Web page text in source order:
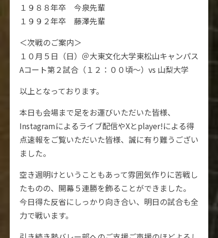
１９８８年卒 今泉先輩
１９９２年卒 藤澤先輩
＜次戦のご案内＞
１０月５日（日）＠大東文化大学東松山キャンパス
Aコート第２試合（１２：００頃～）vs 山梨大学
以上となっております。
本日も会場まで足をお運びいただいた皆様、
Instagramによるライブ配信やXとplayer!による得
点速報をご覧いただいた皆様、誠に有り難うござい
ました。
空き週明けということもあって雰囲気作りに苦戦し
たものの、開幕５連勝を飾ることができました。
今日得た反省にしっかり向き合い、明日の試合も全
力で戦います。